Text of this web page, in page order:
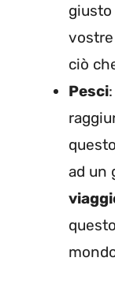
ciò
Pesci
ad un